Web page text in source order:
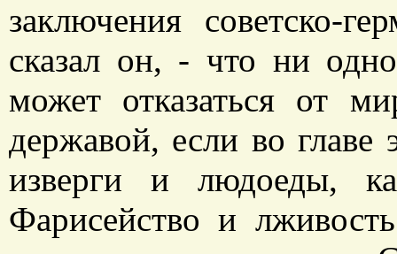
заключения советско-
сказал он, - что ни
может отказаться от
державой, если во главе
изверги и людоеды,
Фарисейство и